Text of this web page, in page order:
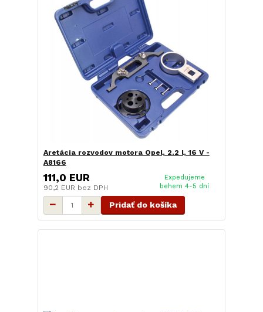
Aretácia rozvodov motora Opel, 2.2 l, 16 V -
A8166
111,0 EUR
90,2 EUR bez DPH
Expedujeme
behem 4-5 dní
Pridať do košíka